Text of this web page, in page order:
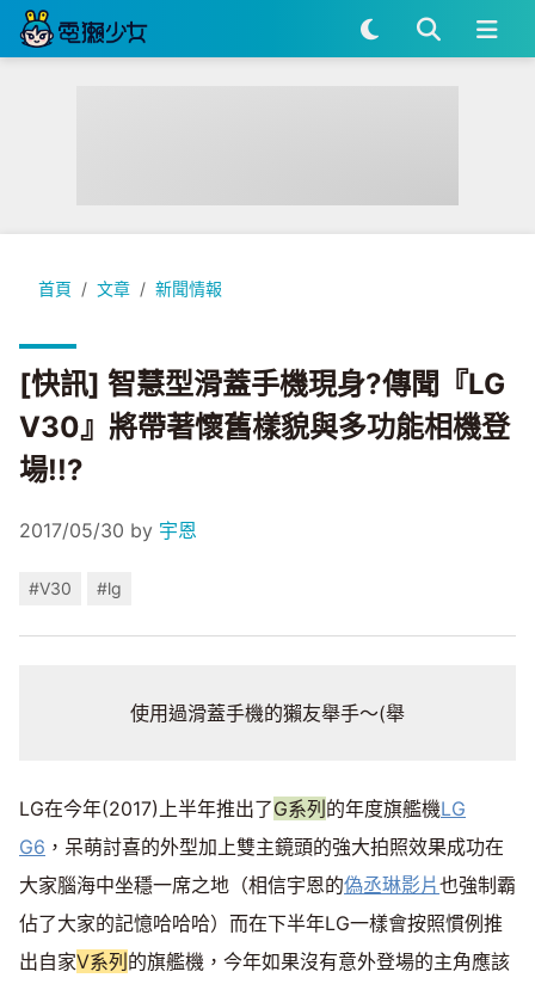
首頁 文章 新聞情報
[快訊] 智慧型滑蓋手機現身?傳聞『LG V30』將帶著懷舊樣貌
[快訊] 智慧型滑蓋手機現身?傳聞『LG
V30』將帶著懷舊樣貌與多功能相機登
場!!?
2017/05/30 by 宇恩
#V30 #lg
使用過滑蓋手機的獺友舉手～(舉
LG在今年(2017)上半年推出了G系列 的年度旗艦機LG
G6 ，呆萌討喜的外型加上雙主鏡頭的強大拍照效果成功在
大家腦海中坐穩一席之地（相信宇恩的偽丞琳影片也強制霸
佔了大家的記憶哈哈哈）而在下半年LG一樣會按照慣例推
出自家V系列 的旗艦機，今年如果沒有意外登場的主角應該